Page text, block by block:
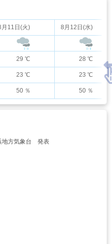
月11日(火) 8月12日(水)
29 ℃ 28 ℃
23 ℃ 23 ℃
50 ％ 50 ％
地方気象台 発表